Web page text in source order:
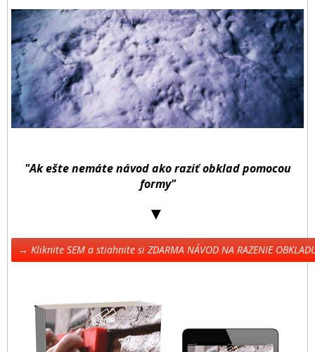
"Ak ešte nemáte návod ako raziť obklad pomocou
formy"
▼
→ Kliknite SEM a stiahnite si ZDARMA NÁVOD NA RAZENIE